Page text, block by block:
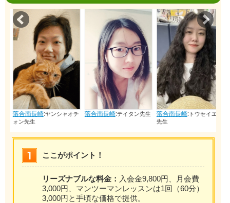
落合南長崎:ヤンシャオチ
ォン先生
落合南長崎:テイタン先生 落合南長崎:トウセイエイ
先生
Prev
ここがポイント！
リーズナブルな料金： 入会金9,800円、月会費
3,000円、マンツーマンレッスンは1回（60分）
3,000円と手頃な価格で提供。